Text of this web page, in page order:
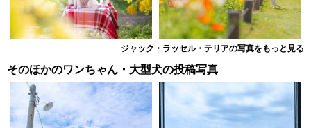
ジャック・ラッセル・テリアの写真をもっと見る
そのほかのワンちゃん・大型犬の投稿写真